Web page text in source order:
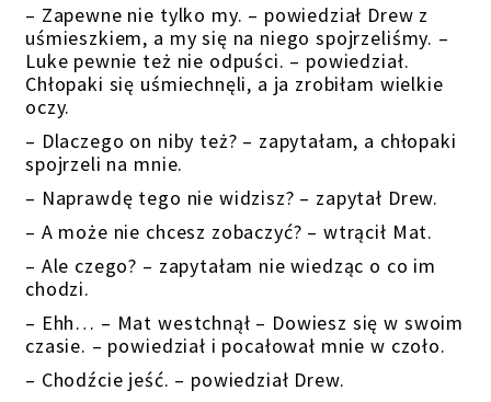
– Zapewne nie tylko my. – powiedział Drew z
uśmieszkiem, a my się na niego spojrzeliśmy. –
Luke pewnie też nie odpuści. – powiedział.
Chłopaki się uśmiechnęli, a ja zrobiłam wielkie
oczy.
– Dlaczego on niby też? – zapytałam, a chłopaki
spojrzeli na mnie.
– Naprawdę tego nie widzisz? – zapytał Drew.
– A może nie chcesz zobaczyć? – wtrącił Mat.
– Ale czego? – zapytałam nie wiedząc o co im
chodzi.
– Ehh… – Mat westchnął – Dowiesz się w swoim
czasie. – powiedział i pocałował mnie w czoło.
– Chodźcie jeść. – powiedział Drew.